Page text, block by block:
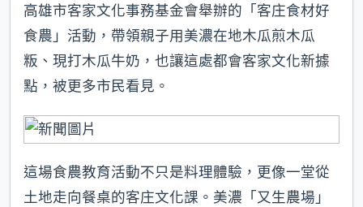
高雄市客家文化事務基金會舉辦的「客庄食材好
食農」活動，帶領親子用美濃在地木瓜煎木瓜
粄、現打木瓜牛奶，也讓這處都會客家文化新據
點，被更多市民看見。
這場食農教育活動不只是料理體驗，更像一堂從
土地走向餐桌的客庄文化課。美濃「又生農場」